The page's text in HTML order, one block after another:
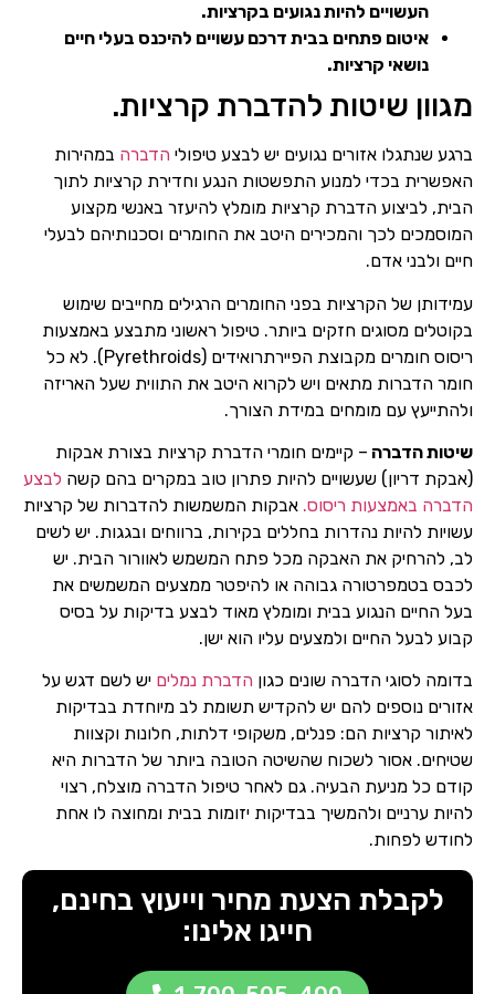
העשויים להיות נגועים בקרציות.
איטום פתחים בבית דרכם עשויים להיכנס בעלי חיים
נושאי קרציות.
מגוון שיטות להדברת קרציות.
ברגע שנתגלו אזורים נגועים יש לבצע טיפולי הדברה במהירות
האפשרית בכדי למנוע התפשטות הנגע וחדירת קרציות לתוך
הבית, לביצוע הדברת קרציות מומלץ להיעזר באנשי מקצוע
המוסמכים לכך והמכירים היטב את החומרים וסכנותיהם לבעלי
חיים ולבני אדם.
עמידותן של הקרציות בפני החומרים הרגילים מחייבים שימוש
בקוטלים מסוגים חזקים ביותר. טיפול ראשוני מתבצע באמצעות
ריסוס חומרים מקבוצת הפיירתרואידים (Pyrethroids). לא כל
חומר הדברות מתאים ויש לקרוא היטב את התווית שעל האריזה
ולהתייעץ עם מומחים במידת הצורך.
שיטות הדברה – קיימים חומרי הדברת קרציות בצורת אבקות
(אבקת דריון) שעשויים להיות פתרון טוב במקרים בהם קשה לבצע
הדברה באמצעות ריסוס. אבקות המשמשות להדברות של קרציות
עשויות להיות נהדרות בחללים בקירות, ברווחים ובגגות. יש לשים
לב, להרחיק את האבקה מכל פתח המשמש לאוורור הבית. יש
לכבס בטמפרטורה גבוהה או להיפטר ממצעים המשמשים את
בעל החיים הנגוע בבית ומומלץ מאוד לבצע בדיקות על בסיס
קבוע לבעל החיים ולמצעים עליו הוא ישן.
בדומה לסוגי הדברה שונים כגון הדברת נמלים יש לשם דגש על
אזורים נוספים להם יש להקדיש תשומת לב מיוחדת בבדיקות
לאיתור קרציות הם: פנלים, משקופי דלתות, חלונות וקצוות
שטיחים. אסור לשכוח שהשיטה הטובה ביותר של הדברות היא
קודם כל מניעת הבעיה. גם לאחר טיפול הדברה מוצלח, רצוי
להיות ערניים ולהמשיך בבדיקות יזומות בבית ומחוצה לו אחת
לחודש לפחות.
לקבלת הצעת מחיר וייעוץ בחינם,
חייגו אלינו: